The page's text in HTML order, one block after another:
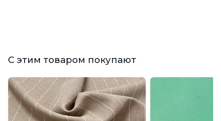
С этим товаром покупают